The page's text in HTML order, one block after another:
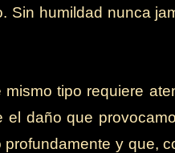
Sin humildad nunca
tipo requiere
daño que
y que,